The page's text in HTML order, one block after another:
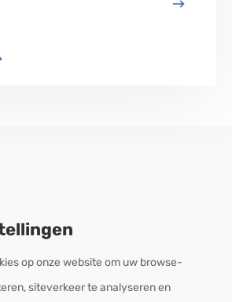
op onze website om uw browse-
siteverkeer te analyseren en
Over het UNCH